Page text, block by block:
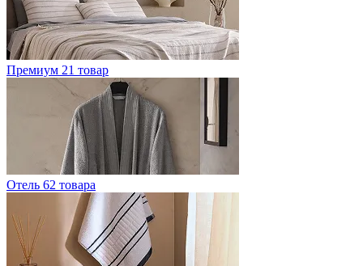
Премиум 21 товар
Отель 62 товара